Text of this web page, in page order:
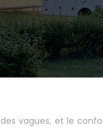
vagues, et le